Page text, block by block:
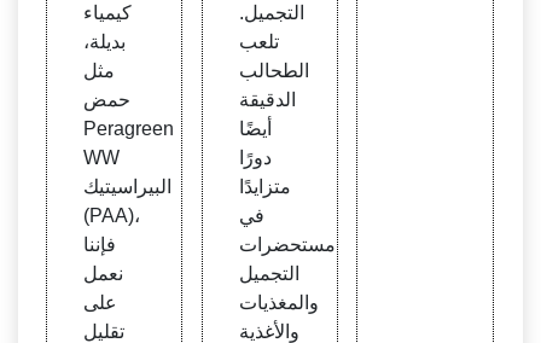
كيمياء
بديلة،
مثل
حمض
Peragreen
WW
البيراسيتيك
(PAA)،
فإننا
نعمل
على
تقليل
التجميل.
تلعب
الطحالب
الدقيقة
أيضًا
دورًا
متزايدًا
في
مستحضرات
التجميل
والمغذيات
والأغذية